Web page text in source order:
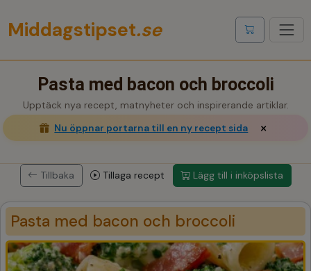
Middagstipset.se Visa
Pasta med bacon och broccoli
Upptäck nya recept, matnyheter och inspirerande artiklar.
Nu öppnar portarna till en ny recept sida
×
Tillbaka Tillaga recept Lägg till i inköpslista
Pasta med bacon och broccoli